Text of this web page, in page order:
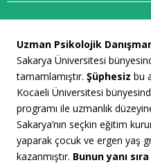
Uzman Psikolojik
Sakarya Üniversitesi
tamamlamıştır. Şüphesiz bu
Kocaeli Üniversitesi
programı ile uzmanlık
Sakarya’nın seçkin eğitim
yaparak çocuk ve ergen yaş
kazanmıştır. Bunun yanı sıra